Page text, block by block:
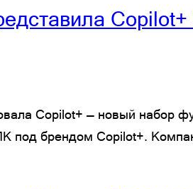
Copilot+
Copilot+ — новый набор
под брендом Copilot+.